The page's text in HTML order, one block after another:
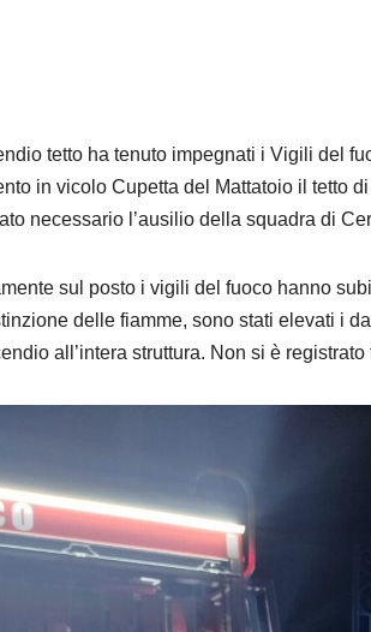
tetto ha tenuto impegnati i Vigili del
in vicolo Cupetta del Mattatoio il tetto
necessario l’ausilio della squadra di
sul posto i vigili del fuoco hanno
delle fiamme, sono stati elevati i
all’intera struttura. Non si è